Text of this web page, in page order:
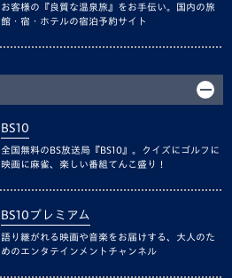
お客様の『良質な温泉旅』をお手伝い。国内の旅
館・宿・ホテルの宿泊予約サイト
BS10
全国無料のBS放送局『BS10』。クイズにゴルフに
映画に麻雀、楽しい番組てんこ盛り！
BS10プレミアム
語り継がれる映画や音楽をお届けする、大人のた
めのエンタテインメントチャンネル